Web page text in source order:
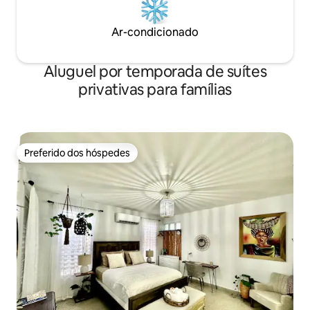
Ar-condicionado
Aluguel por temporada de suítes
privativas para famílias
Preferido dos hóspedes
Preferido dos hóspedes